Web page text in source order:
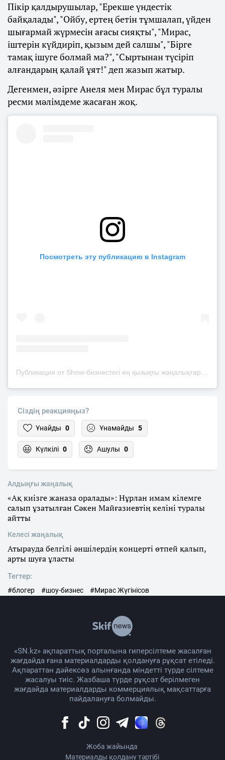
Пікір қалдырушылар, "Ерекше үндестік
байқалады", "Ойбу, ертең бетін тұмшалап, үйден
шығармай жүрмесін ағасы сияқты", "Мирас,
іштерін күйдиріп, қызым дей салшы", "Бірге
тамақ ішуге болмай ма?", "Сыртынан түсіріп
алғандарың қалай ұят!" деп жазып жатыр.
Дегенмен, әзірге Анеля мен Мирас бұл туралы
ресми мәлімдеме жасаған жоқ.
Посмотреть эту публикацию в Instagram
Публикация от Show-бизнестегі ең қызықты жаңалықтар (@zhuldyzdy_news)
Сіздің реакцияңыз?
Ұнайды 0 Ұнамайды 5
Күлкілі 0 Ашулы 0
Алдыңғы жаңалық
«Ақ киізге жаназа оралады»: Нұрлан имам кілемге
салып ұзатылған Сәкен Майғазиевтің келіні туралы
айтты
Келесі жаңалық
Атырауда белгілі әншілердің концерті өтпей қалып,
арты шуға ұласты
Тегтер:
#блогер #шоу-бизнес #Мирас Жүгінісов
«SN.kz» ақпараттық порталына гиперсілтеме жасалған
жағдайда ғана материалдарды қолдануға рұқсат етіледі.
Ақпараттан дәйексөз алынғанда міндетті түрде сілтеме
жасалуы тиіс. Жазбаша түрде рұқсат берілмеген
жағдайда материалдарды коммерциялық мақсаттарға
пайдалануға болмайды.
Жоба жайында
Материалды қолдану тәртібі